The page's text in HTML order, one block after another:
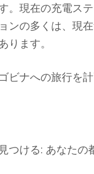
。現在の充電ス
ンの多くは、現
ります。
ビナへの旅行を
つける: あなた